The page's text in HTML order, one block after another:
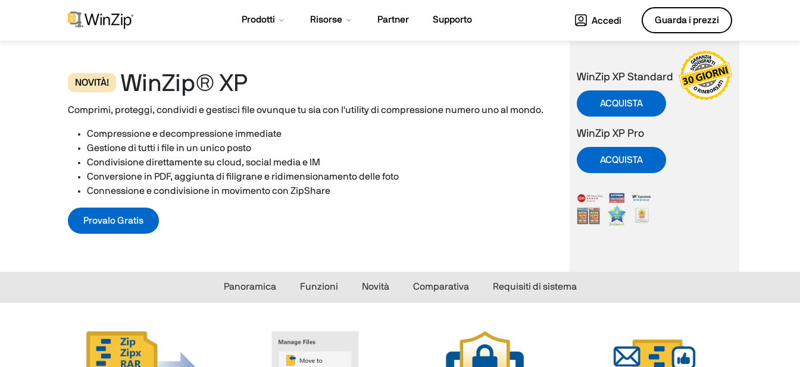
Prodotti Risorse Partner Supporto Accedi Guarda i prezzi
NOVITÀ! WinZip® XP
Comprimi, proteggi, condividi e gestisci file ovunque tu sia con l'utility di compressione numero uno al mondo.
Compressione e decompressione immediate
Gestione di tutti i file in un unico posto
Condivisione direttamente su cloud, social media e IM
Conversione in PDF, aggiunta di filigrane e ridimensionamento delle foto
Connessione e condivisione in movimento con ZipShare
Provalo Gratis
WinZip XP Standard
ACQUISTA
WinZip XP Pro
ACQUISTA
Panoramica Funzioni Novità Comparativa Requisiti di sistema